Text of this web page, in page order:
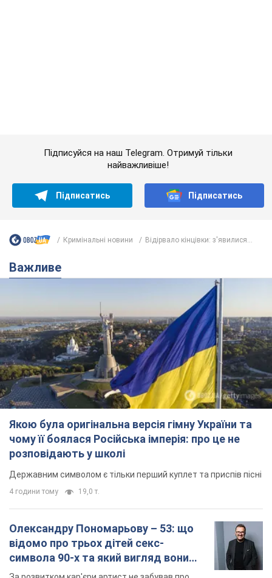
Якою була оригінальна версія гімну України та
чому її боялася Російська імперія: про це не
Державним символом є тільки перший куплет та приспів пісні
4 години тому 19,0 т.
Олександру Пономарьову – 53: що
відомо про трьох дітей секс-
символа 90-х та який вигляд вони
За розвитком кар'єри артист не забував про
особисте щастя
10 годин тому
У ПриватБанку розповіли, чи дійсні
долари 1996 року: чи приймають
обмінники та банки такі купюри
Що робити, якщо банки та обмінні пункти не
приймають старі долари
11 годин тому 78,0 т.